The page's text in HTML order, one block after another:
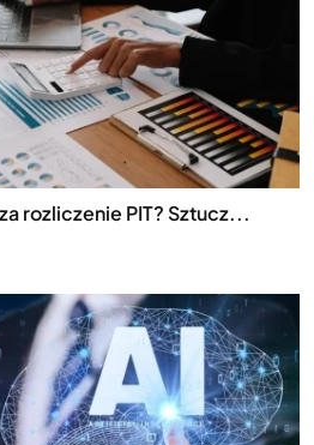
rozliczenie PIT? Sztucz...